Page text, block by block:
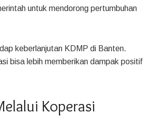
untuk mendorong pertumbuhan
keberlanjutan KDMP di Banten.
bisa lebih memberikan dampak positif
Koperasi